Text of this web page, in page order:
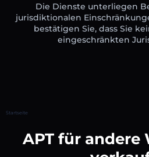
Die Dienste unterliegen
jurisdiktionalen
bestätigen Sie, dass Sie
eingeschränkten
Startseite
APT für andere